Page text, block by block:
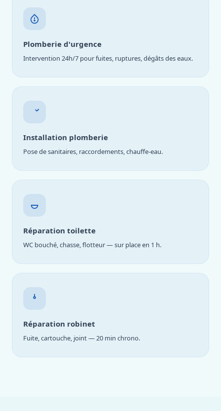
Plomberie d'urgence
Intervention 24h/7 pour fuites, ruptures, dégâts des eaux.
Installation plomberie
Pose de sanitaires, raccordements, chauffe-eau.
Réparation toilette
WC bouché, chasse, flotteur — sur place en 1 h.
Réparation robinet
Fuite, cartouche, joint — 20 min chrono.